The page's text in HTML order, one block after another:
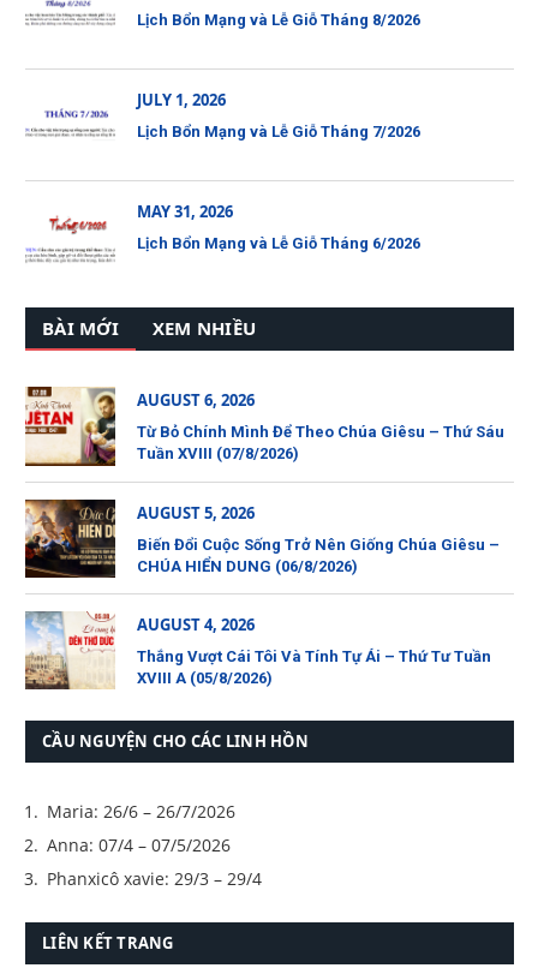
Lịch Bổn Mạng và Lễ Giỗ Tháng 8/2026
JULY 1, 2026
Lịch Bổn Mạng và Lễ Giỗ Tháng 7/2026
MAY 31, 2026
Lịch Bổn Mạng và Lễ Giỗ Tháng 6/2026
BÀI MỚI XEM NHIỀU
AUGUST 6, 2026
Từ Bỏ Chính Mình Để Theo Chúa Giêsu – Thứ Sáu
Tuần XVIII (07/8/2026)
AUGUST 5, 2026
Biến Đổi Cuộc Sống Trở Nên Giống Chúa Giêsu –
CHÚA HIỂN DUNG (06/8/2026)
AUGUST 4, 2026
Thắng Vượt Cái Tôi Và Tính Tự Ái – Thứ Tư Tuần
XVIII A (05/8/2026)
CẦU NGUYỆN CHO CÁC LINH HỒN
Maria: 26/6 – 26/7/2026
Anna: 07/4 – 07/5/2026
Phanxicô xavie: 29/3 – 29/4
LIÊN KẾT TRANG